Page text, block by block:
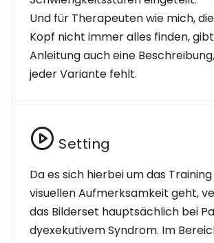
Deutsche Gebärdensprache
Unterstützte Kommunikation
Und für Therapeuten wie mich,
Kopf nicht immer alles finden,
Anleitung auch eine
jeder Variante fehlt.
Setting
Da es sich hierbei um das
visuellen Aufmerksamkeit geht,
das Bilderset hauptsächlich bei
dyexekutivem Syndrom. Im